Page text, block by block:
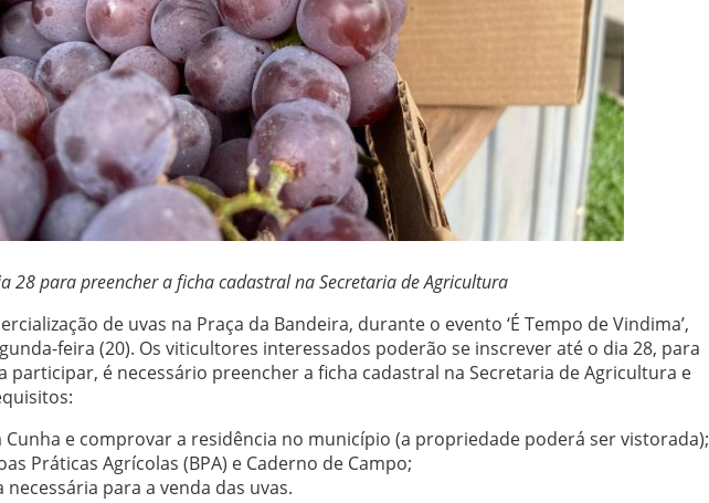
28 para preencher a ficha cadastral na Secretaria de Agricultura
de uvas na Praça da Bandeira, durante o evento ‘É Tempo de Vindima’,
feira (20). Os viticultores interessados poderão se inscrever até o dia 28, para
participar, é necessário preencher a ficha cadastral na Secretaria de Agricultura e
Cunha e comprovar a residência no município (a propriedade poderá ser vistorada);
Práticas Agrícolas (BPA) e Caderno de Campo;
para a venda das uvas.